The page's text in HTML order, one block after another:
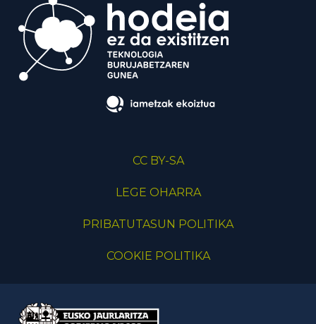
CC BY-SA
LEGE OHARRA
PRIBATUTASUN POLITIKA
COOKIE POLITIKA